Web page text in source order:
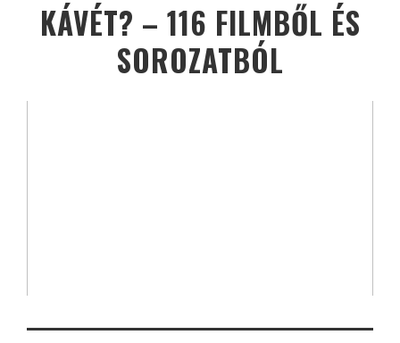
KÁVÉT? – 116 FILMBŐL ÉS
SOROZATBÓL